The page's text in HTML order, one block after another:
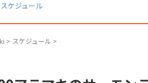
ケジュール
> スケジュール >